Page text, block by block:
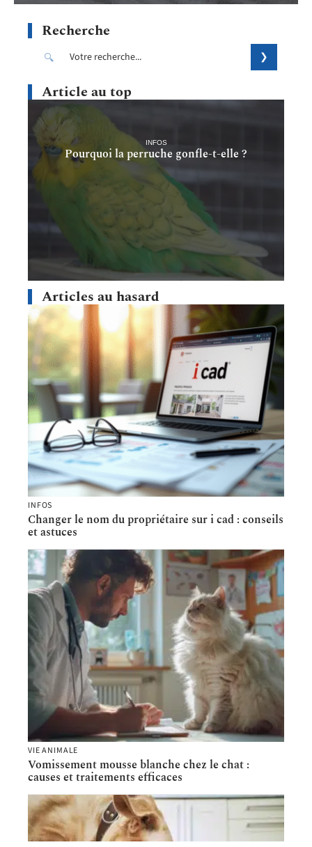
Recherche
Article au top
INFOS
Pourquoi la perruche gonfle-t-elle ?
Articles au hasard
INFOS
Changer le nom du propriétaire sur i cad : conseils
et astuces
VIE ANIMALE
Vomissement mousse blanche chez le chat :
causes et traitements efficaces